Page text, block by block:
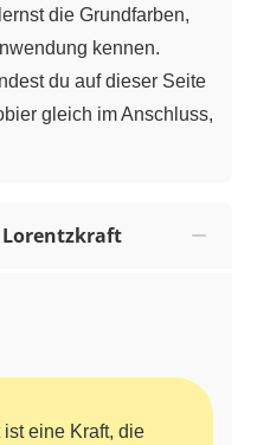
die Grundfarben,
kennen.
du auf dieser Seite
gleich im Anschluss,
Lorentzkraft
eine Kraft, die